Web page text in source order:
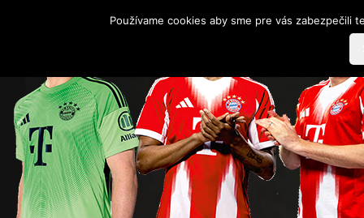
Používame cookies aby sme pre vás zabezpečili